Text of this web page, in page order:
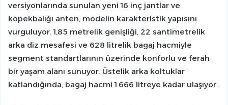
versiyonlarında sunulan yeni 16 inç jantlar ve
köpekbalığı anten, modelin karakteristik yapısını
vurguluyor. 1,85 metrelik genişliği, 22 santimetrelik
arka diz mesafesi ve 628 litrelik bagaj hacmiyle
segment standartlarının üzerinde konforlu ve ferah
bir yaşam alanı sunuyor. Üstelik arka koltuklar
katlandığında, bagaj hacmi 1.666 litreye kadar ulaşıyor.